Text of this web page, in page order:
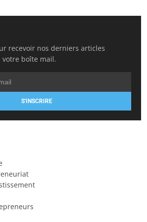
recevoir nos derniers articles
boîte mail.
S'INSCRIRE